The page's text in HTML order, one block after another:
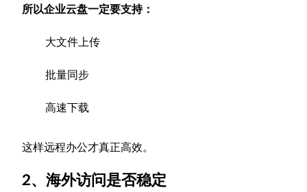
所以企业云盘一定要支持：
大文件上传
批量同步
高速下载
这样远程办公才真正高效。
2、海外访问是否稳定